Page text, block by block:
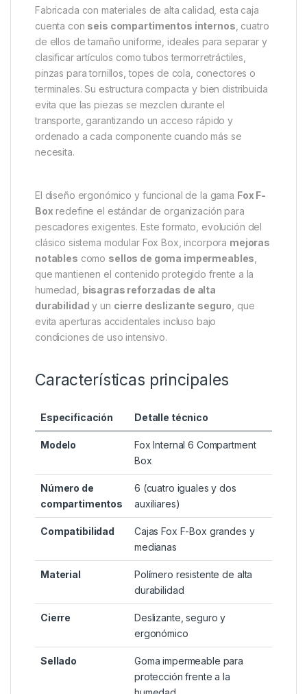
Fabricada con materiales de alta calidad, esta caja
cuenta con seis compartimentos internos , cuatro
de ellos de tamaño uniforme, ideales para separar y
clasificar artículos como tubos termorretráctiles,
pinzas para tornillos, topes de cola, conectores o
terminales. Su estructura compacta y bien distribuida
evita que las piezas se mezclen durante el
transporte, garantizando un acceso rápido y
ordenado a cada componente cuando más se
necesita.
El diseño ergonómico y funcional de la gama Fox F-
Box redefine el estándar de organización para
pescadores exigentes. Este formato, evolución del
clásico sistema modular Fox Box, incorpora mejoras
notables como sellos de goma impermeables
que mantienen el contenido protegido frente a la
humedad, bisagras reforzadas de alta
durabilidad y un cierre deslizante seguro , que
evita aperturas accidentales incluso bajo
condiciones de uso intensivo.
Características principales
Especificación Detalle técnico
Modelo
Fox Internal 6 Compartment
Box
Número de
compartimentos
6 (cuatro iguales y dos
auxiliares)
Compatibilidad
Cajas Fox F-Box grandes y
medianas
Material
Polímero resistente de alta
durabilidad
Cierre
Deslizante, seguro y
ergonómico
Sellado
Goma impermeable para
protección frente a la